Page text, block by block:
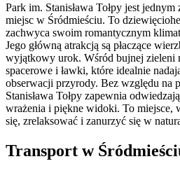
Park im. Stanisława Tołpy jest
miejsc w Śródmieściu. To
zachwyca swoim romantycznym
Jego główną atrakcją są płaczące
wyjątkowy urok. Wśród bujnej zieleni
spacerowe i ławki, które idealnie
obserwacji przyrody. Bez względu na
Stanisława Tołpy zapewnia
wrażenia i piękne widoki. To miejsce,
się, zrelaksować i zanurzyć się w
Transport w